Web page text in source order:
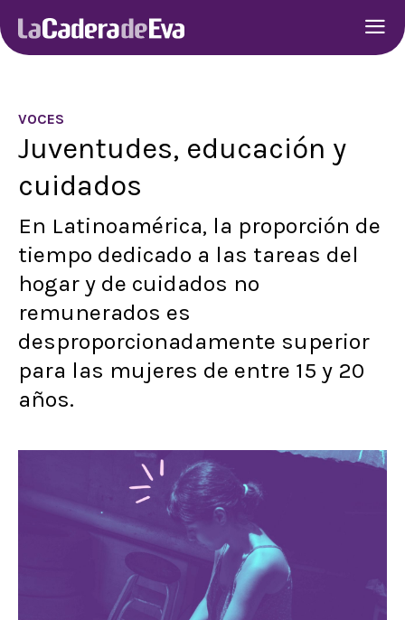
VOCES
Juventudes, educación y
cuidados
En Latinoamérica, la proporción de
tiempo dedicado a las tareas del
hogar y de cuidados no
remunerados es
desproporcionadamente superior
para las mujeres de entre 15 y 20
años.